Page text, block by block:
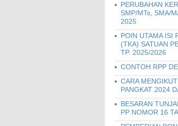
PERUBAHAN
SMP/MTs, SMA/
2025
POIN UTAMA ISI
(TKA) SATUAN
TP. 2025/2026
CONTOH RPP
CARA
PANGKAT 2024
BESARAN
PP NOMOR 16